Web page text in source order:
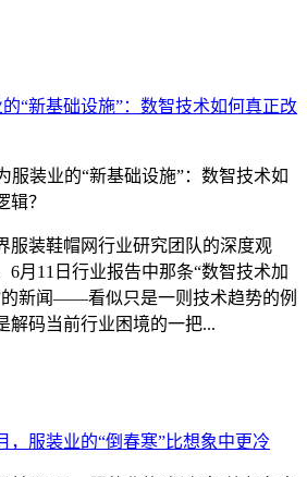
“新基础设施”：数智技术如何真正改
服装鞋帽网行业研究团队的深度观
6月11日行业报告中那条“数智技术加
的新闻——看似只是一则技术趋势的例
码当前行业困境的一把...
，服装业的“倒春寒”比想象中更冷